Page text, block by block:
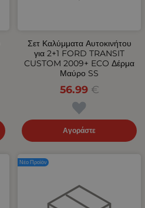
Σετ Καλύμματα Αυτοκινήτου
για 2+1 FORD TRANSIT
CUSTOM 2009+ ECO Δέρμα
Μαύρο SS
56.99 €
Αγοράστε
Νέο Προϊόν